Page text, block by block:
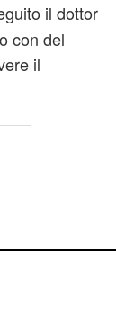
il dottor
con del
il